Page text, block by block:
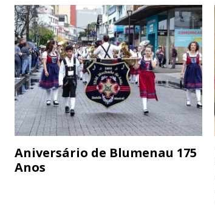
Aniversário de Blumenau 175
Anos